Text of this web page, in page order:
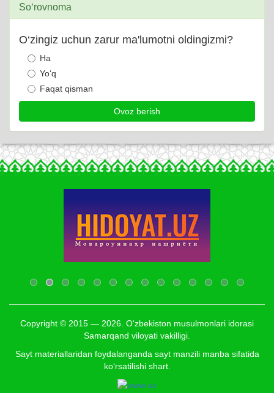
So‘rovnoma
O‘zingiz uchun zarur ma'lumotni oldingizmi?
Ha
Yo‘q
Faqat qisman
Copyright © 2015 — 2026. O‘zbekiston musulmonlari idorasi
Samarqand viloyati vakilligi.
Sayt materiallaridan foydalanganda sayt manzili manba sifatida
ko‘rsatilishi shart.